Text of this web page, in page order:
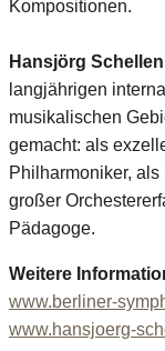
Kompositionen.
Hansjörg
langjährigen
musikalischen
gemacht: als
Philharmoniker,
großer
Pädagoge.
Weitere
www.berliner-
www.hansjoerg-